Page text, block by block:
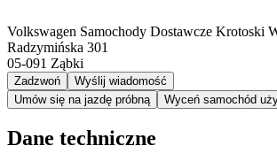
Volkswagen Samochody Dostawcze Krotoski
Radzymińska 301
05-091 Ząbki
Zadzwoń
Wyślij wiadomość
Umów się na jazdę próbną
Wyceń samochód
Dane techniczne